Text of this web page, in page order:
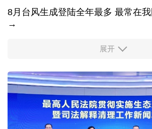
8月台风生成登陆全年最多 最常在
→
柔性制造，高效匹配差异化需求
上海打通脑机接口技术走向市场的“
活力中国调研行｜江淮大地，科技
展开